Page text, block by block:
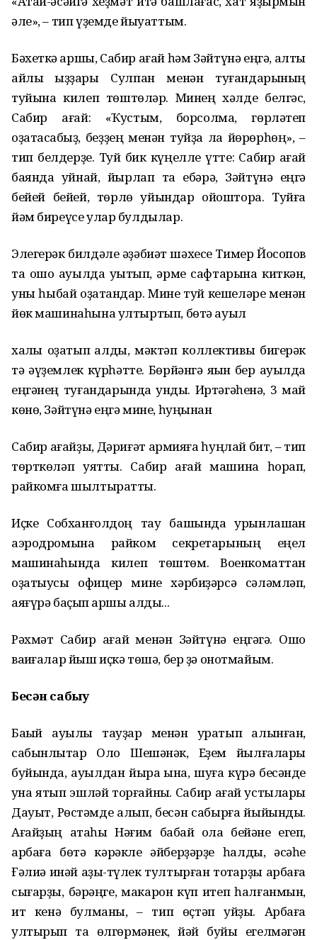
әле», – тип үҙемде йыуаттым.
Бәхеткә ҡаршы, Сабир ағай һәм Зәйтүнә еңгә, алты
айлыҡ ҡыҙҙары Сулпан менән туғандарының
туйына килеп төштөләр. Минең хәлде белгәс,
Сабир ағай: «Ҡустым, борсолма, гөрләтеп
оҙатасаҡбыҙ, беҙҙең менән туйҙа ла йөрөрһөң», –
тип белдерҙе. Туй бик күңелле үтте: Сабир ағай
баянда уйнай, йырлап та ебәрә, Зәйтүнә еңгә
бейей бейей, төрлө уйындар ойоштора. Туйға
йәм биреүсе улар булдылар.
Элегерәк билдәле әҙәбиәт шәхесе Тимер Йосопов
та ошо ауылда уҡытып, әрме сафтарына киткән,
уны һыбай оҙатҡандар. Мине туй кешеләре менән
йөк машинаһына ултыртып, бөтә ауыл
халҡы оҙатып ҡалды, мәктәп коллективы бигерәк
тә әүҙемлек күрһәтте. Бөрйәнгә яҡын бер ауылда
еңгәнең туғандарында ҡундыҡ. Иртәгәһенә, 3 май
көнө, Зәйтүнә еңгә мине, һуңынан
Сабир ағайҙы, Дәриғәт армияға һуңлай бит, – тип
төрткөләп уятты. Сабир ағай машина һорап,
райкомға шылтыратты.
Иҫке Собханғолдоң тау башында урынлашҡан
аэродромына райком секретарының еңел
машинаһында килеп төштөм. Военкоматтан
оҙатыусы офицер мине хәрбиҙәрсә сәләмләп,
аяғүрә баҫып ҡаршы алды...
Рәхмәт Сабир ағай менән Зәйтүнә еңгәгә. Ошо
ваҡиғалар йыш иҫкә төшә, бер ҙә онотмайым.
Бесән сабыу
Баҡый ауылы тауҙар менән уратып алынған,
сабынлыҡтар Оло Шешәнәк, Еҙем йылғалары
буйында, ауылдан йыраҡ ҡына, шуға күрә бесәнде
ҡуна ятып эшләй торғайныҡ. Сабир ағай ҡустылары
Дауыт, Рөстәмде алып, бесән сабырға йыйынды.
Ағайҙың атаһы Нәғим бабай ҡола бейәне егеп,
арбаға бөтә кәрәкле әйберҙәрҙе һалды, әсәһе
Ғәлиә инәй аҙыҡ-түлек тултырған тоҡтарҙы арбаға
сығарҙы, бәрәңге, макарон күп итеп һалғанмын,
ит кенә булманы, – тип өҫтәп ҡуйҙы. Арбаға
ултырып та өлгөрмәнек, йәй буйы егелмәгән